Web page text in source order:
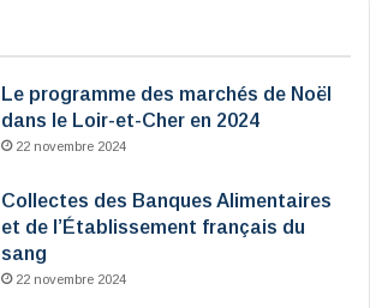
Le programme des marchés de Noël
dans le Loir-et-Cher en 2024
22 novembre 2024
Collectes des Banques Alimentaires
et de l’Établissement français du
sang
22 novembre 2024